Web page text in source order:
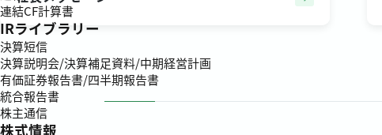
連結CF計算書
IRライブラリー
決算短信
決算説明会/決算補足資料/中期経営計画
有価証券報告書/四半期報告書
統合報告書
株主通信
株式情報